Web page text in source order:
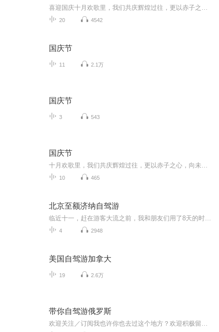
20 4542
国庆节
11 2.1万
国庆节
3 543
国庆节
10 465
北京至额济纳自驾游
4 2948
美国自驾游加拿大
19 2.6万
带你自驾游俄罗斯